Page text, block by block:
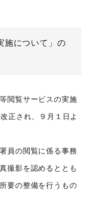
施について」の
閲覧サービスの実施
正され、９月１日よ
員の閲覧に係る事務
撮影を認めるととも
要の整備を行うもの